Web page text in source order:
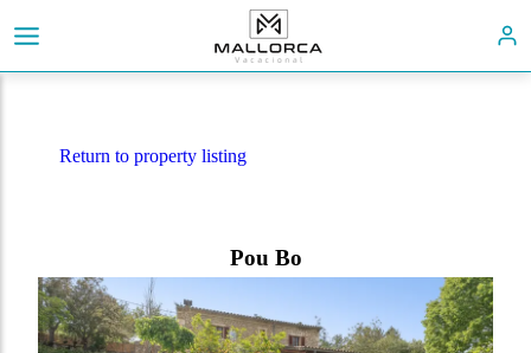
Return to property listing
Pou Bo